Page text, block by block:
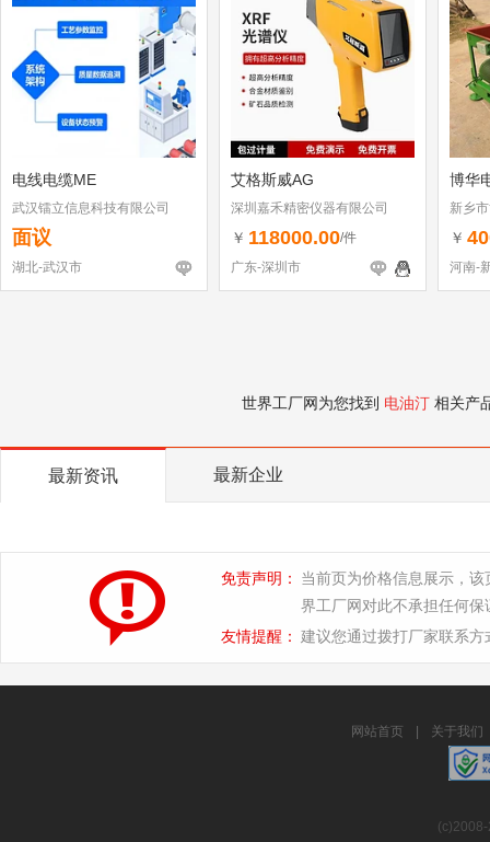
电线电缆ME
武汉镭立信息科技有限公司
面议
湖北-武汉市
艾格斯威AG
深圳嘉禾精密仪器有限公司
￥ 118000.00/件
广东-深圳市
博华
新乡
￥
河南-
世界工厂网为您找到 电油汀 相关产
最新资讯 最新企业
免责声明：
当前页为价格信息展示，
界工厂网对此不承担任何保
友情提醒： 建议您通过拨打厂家联系
网站首页 关于我们